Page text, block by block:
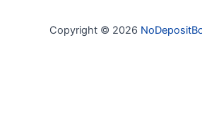
Copyright © 2026